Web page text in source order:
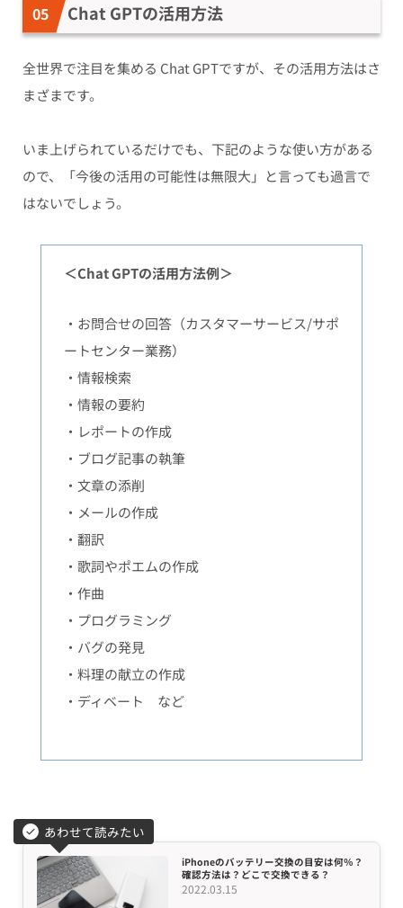
Chat GPTの活用方法
全世界で注目を集める Chat GPTですが、その活用方法はさ
まざまです。
いま上げられているだけでも、下記のような使い方がある
ので、「今後の活用の可能性は無限大」と言っても過言で
はないでしょう。
＜Chat GPTの活用方法例＞
・お問合せの回答（カスタマーサービス/サポ
ートセンター業務）
・情報検索
・情報の要約
・レポートの作成
・ブログ記事の執筆
・文章の添削
・メールの作成
・翻訳
・歌詞やポエムの作成
・作曲
・プログラミング
・バグの発見
・料理の献立の作成
・ディベート など
あわせて読みたい
iPhoneのバッテリー交換の目安は何％？
確認方法は？どこで交換できる？
2022.03.15